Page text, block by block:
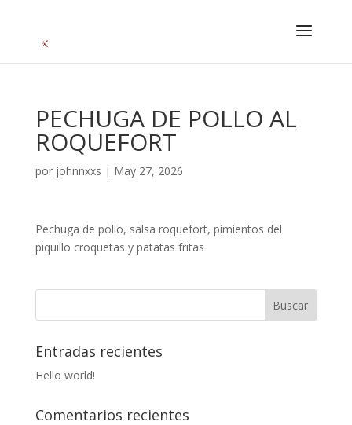
PECHUGA DE POLLO AL
ROQUEFORT
por johnnxxs | May 27, 2026
Pechuga de pollo, salsa roquefort, pimientos del
piquillo croquetas y patatas fritas
Entradas recientes
Hello world!
Comentarios recientes